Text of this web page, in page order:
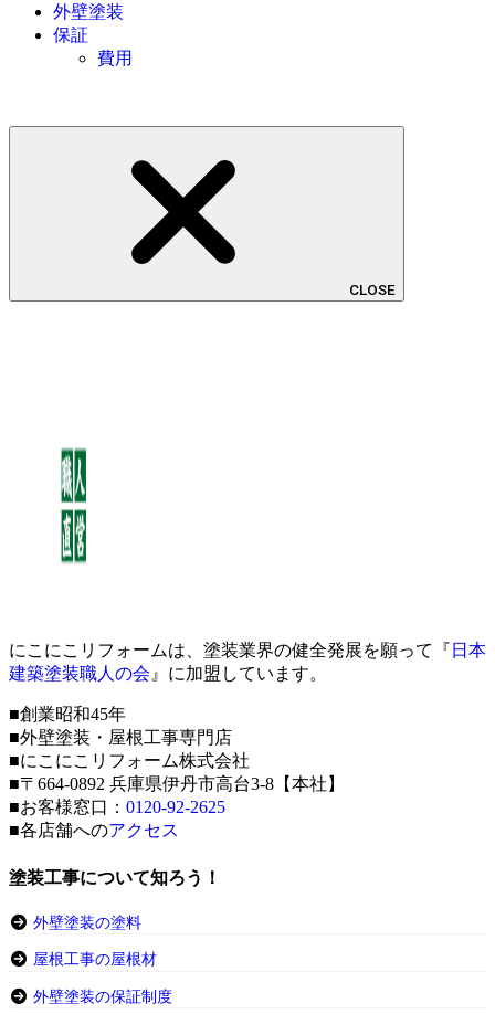
外壁塗装
保証
費用
CLOSE
にこにこリフォームは、塗装業界の健全発展を願って『 日本
建築塗装職人の会 』に加盟しています。
■創業昭和45年
■外壁塗装・屋根工事専門店
■にこにこリフォーム株式会社
■〒664-0892 兵庫県伊丹市高台3-8【本社】
■お客様窓口： 0120-92-2625
■各店舗へのアクセス
塗装工事について知ろう！
外壁塗装の塗料
屋根工事の屋根材
外壁塗装の保証制度